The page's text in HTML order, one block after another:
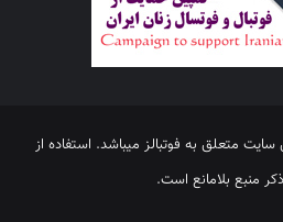
متعلق به فوتبالز میباشد. استفاده از
منبع بلامانع است.